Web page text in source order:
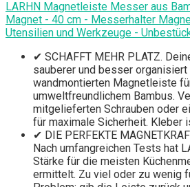
LARHN Magnetleiste Messer aus
Magnet - 40 cm - Messerhalter
Utensilien und Werkzeuge -
✔ SCHAFFT MEHR PLATZ.
sauberer und besser
wandmontierten Magnetleiste
umweltfreundlichem Bambus.
mitgelieferten Schrauben oder
für maximale Sicherheit. Kleber
✔ DIE PERFEKTE
Nach umfangreichen Tests hat
Stärke für die meisten
ermittelt. Zu viel oder zu wenig